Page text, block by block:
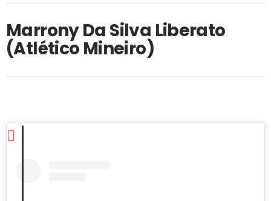
Marrony Da Silva Liberato
(Atlético Mineiro)